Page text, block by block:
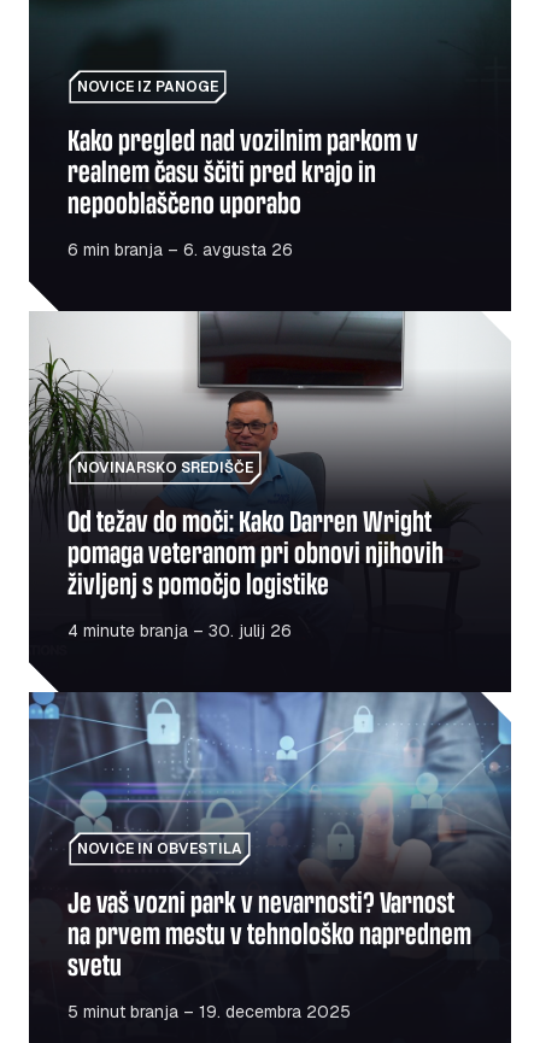
NOVICE IZ PANOGE
Kako pregled nad vozilnim parkom v
realnem času ščiti pred krajo in
nepooblaščeno uporabo
6 min branja – 6. avgusta 26
Od težav do moči: Kako Darren Wright pomaga
NOVINARSKO SREDIŠČE
Od težav do moči: Kako Darren Wright
pomaga veteranom pri obnovi njihovih
življenj s pomočjo logistike
4 minute branja – 30. julij 26
Je vaš vozni park v nevarnosti? Varnost na prvem
NOVICE IN OBVESTILA
Je vaš vozni park v nevarnosti? Varnost
na prvem mestu v tehnološko naprednem
svetu
5 minut branja – 19. decembra 2025